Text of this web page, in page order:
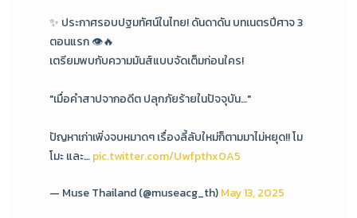
✨ ประกาศรอบปฐมทัศน์ในไทย! ดันดาดัน บทเนตรปีศาจ 3
ตอนแรก 👁️🔥
เตรียมพบกับความมันส์แบบจัดเต็มก่อนใคร!
"เมื่อคำสาปจากอดีต ปลุกภัยร้ายในปัจจุบัน…"
ปัญหาเก่าเพิ่งจบหมาดๆ เรื่องลี้ลับใหม่ก็ตามมาไม่หยุด!! โม
โมะ และ…pic.twitter.com/Uwfpthx0A5
— Muse Thailand (@museacg_th)May 13, 2025